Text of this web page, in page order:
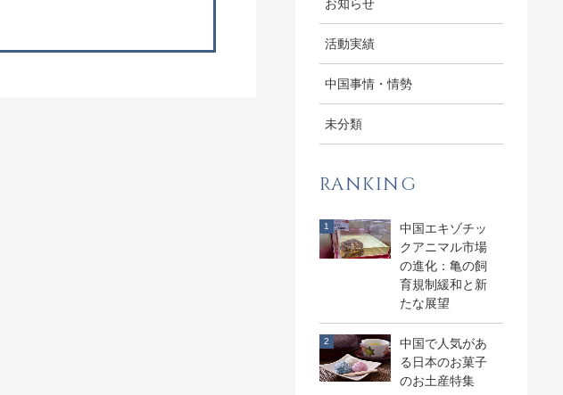
お知らせ
活動実績
中国事情・情勢
未分類
RANKING
中国エキゾチッ
クアニマル市場
の進化：亀の飼
育規制緩和と新
たな展望
中国で人気があ
る日本のお菓子
のお土産特集